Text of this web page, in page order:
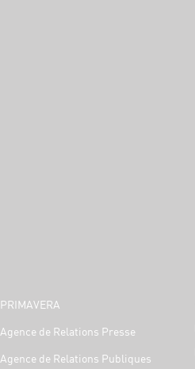
PRIMAVERA
Agence de Relations Presse
Agence de Relations Publiques